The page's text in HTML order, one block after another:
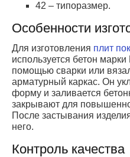
42 – типоразмер.
Особенности
Для изготовления плит
используется бетон
помощью сварки или
арматурный каркас. Он
форму и заливается
закрывают для
После застывания
него.
Контроль качества